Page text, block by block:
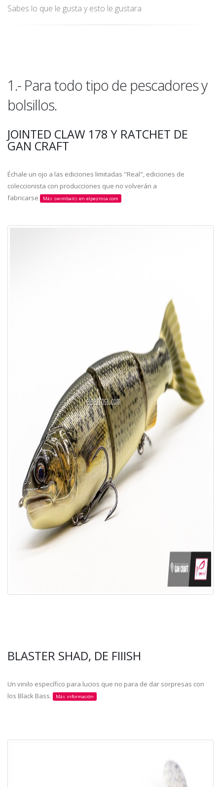
Sabes lo que le gusta y esto le gustara
1.- Para todo tipo de pescadores y
bolsillos.
JOINTED CLAW 178 Y RATCHET DE
GAN CRAFT
Échale un ojo a las ediciones limitadas "Real", ediciones de
coleccionista con producciones que no volverán a
fabricarse
Más swimbaits en elpezrosa.com
BLASTER SHAD, DE FIIISH
Un vinilo específico para lucios que no para de dar sorpresas con
los Black Bass.
Más información